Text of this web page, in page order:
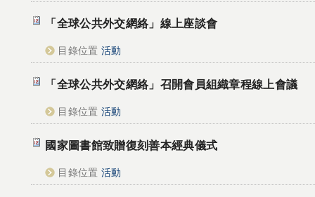
「全球公共外交網絡」線上座談會
目錄位置 活動
「全球公共外交網絡」召開會員組織章程線上會議
目錄位置 活動
國家圖書館致贈復刻善本經典儀式
目錄位置 活動